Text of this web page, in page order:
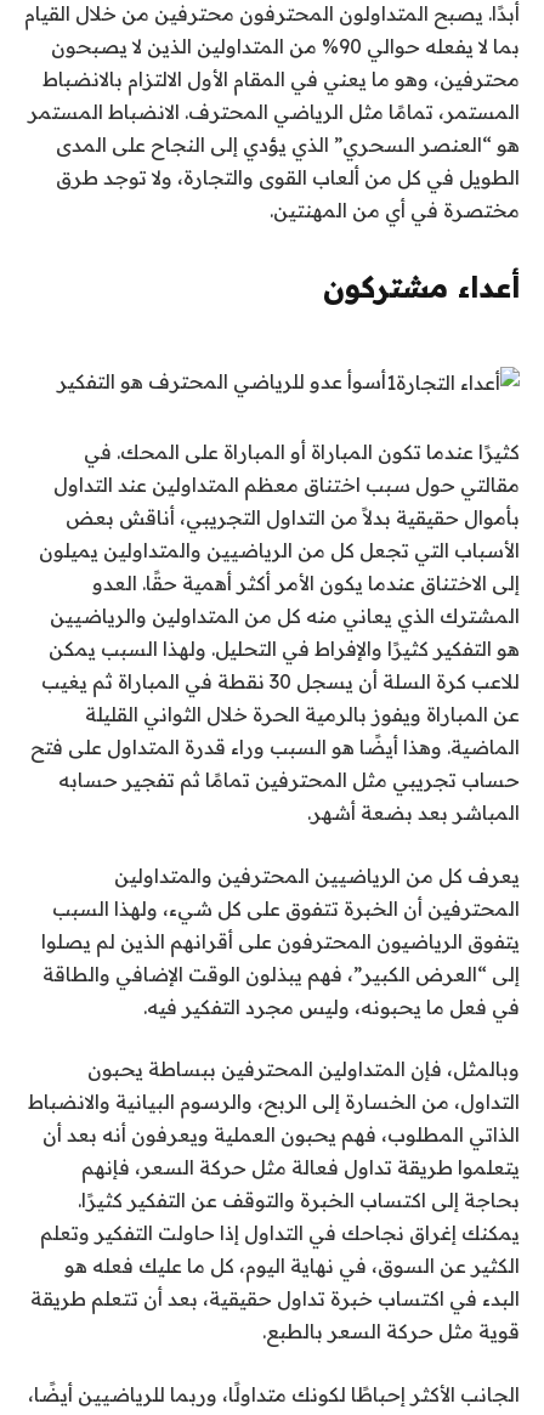
أبدًا. يصبح المتداولون المحترفون محترفين من خلال القيام
بما لا يفعله حوالي 90% من المتداولين الذين لا يصبحون
محترفين، وهو ما يعني في المقام الأول الالتزام بالانضباط
المستمر، تمامًا مثل الرياضي المحترف. الانضباط المستمر
هو “العنصر السحري” الذي يؤدي إلى النجاح على المدى
الطويل في كل من ألعاب القوى والتجارة، ولا توجد طرق
مختصرة في أي من المهنتين.
أعداء مشتركون
أسوأ عدو للرياضي المحترف هو التفكير
كثيرًا عندما تكون المباراة أو المباراة على المحك. في
مقالتي حول سبب اختناق معظم المتداولين عند التداول
بأموال حقيقية بدلاً من التداول التجريبي، أناقش بعض
الأسباب التي تجعل كل من الرياضيين والمتداولين يميلون
إلى الاختناق عندما يكون الأمر أكثر أهمية حقًا. العدو
المشترك الذي يعاني منه كل من المتداولين والرياضيين
هو التفكير كثيرًا والإفراط في التحليل. ولهذا السبب يمكن
للاعب كرة السلة أن يسجل 30 نقطة في المباراة ثم يغيب
عن المباراة ويفوز بالرمية الحرة خلال الثواني القليلة
الماضية. وهذا أيضًا هو السبب وراء قدرة المتداول على فتح
حساب تجريبي مثل المحترفين تمامًا ثم تفجير حسابه
المباشر بعد بضعة أشهر.
يعرف كل من الرياضيين المحترفين والمتداولين
المحترفين أن الخبرة تتفوق على كل شيء، ولهذا السبب
يتفوق الرياضيون المحترفون على أقرانهم الذين لم يصلوا
إلى “العرض الكبير”، فهم يبذلون الوقت الإضافي والطاقة
في فعل ما يحبونه، وليس مجرد التفكير فيه.
وبالمثل، فإن المتداولين المحترفين ببساطة يحبون
التداول، من الخسارة إلى الربح، والرسوم البيانية والانضباط
الذاتي المطلوب، فهم يحبون العملية ويعرفون أنه بعد أن
يتعلموا طريقة تداول فعالة مثل حركة السعر، فإنهم
بحاجة إلى اكتساب الخبرة والتوقف عن التفكير كثيرًا.
يمكنك إغراق نجاحك في التداول إذا حاولت التفكير وتعلم
الكثير عن السوق، في نهاية اليوم، كل ما عليك فعله هو
البدء في اكتساب خبرة تداول حقيقية، بعد أن تتعلم طريقة
قوية مثل حركة السعر بالطبع.
الجانب الأكثر إحباطًا لكونك متداولًا، وربما للرياضيين أيضًا،